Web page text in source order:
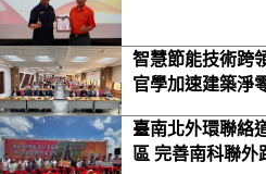
智慧節能技術跨
官學加速建築淨
臺南北外環聯絡
區 完善南科聯外